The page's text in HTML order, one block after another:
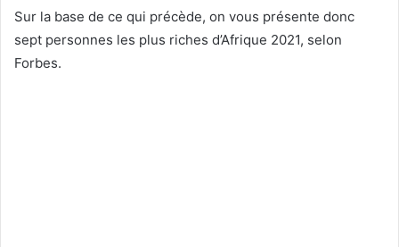
Sur la base de ce qui précède, on vous présente donc
sept personnes les plus riches d’Afrique 2021, selon
Forbes.